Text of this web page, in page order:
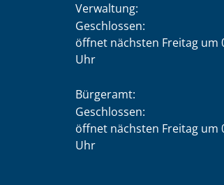
Verwaltung:
Klicken, um weitere
Geschlossen:
öffnet nächsten Freitag um
Uhr
Bürgeramt:
Klicken, um weitere
Geschlossen:
öffnet nächsten Freitag um
Uhr